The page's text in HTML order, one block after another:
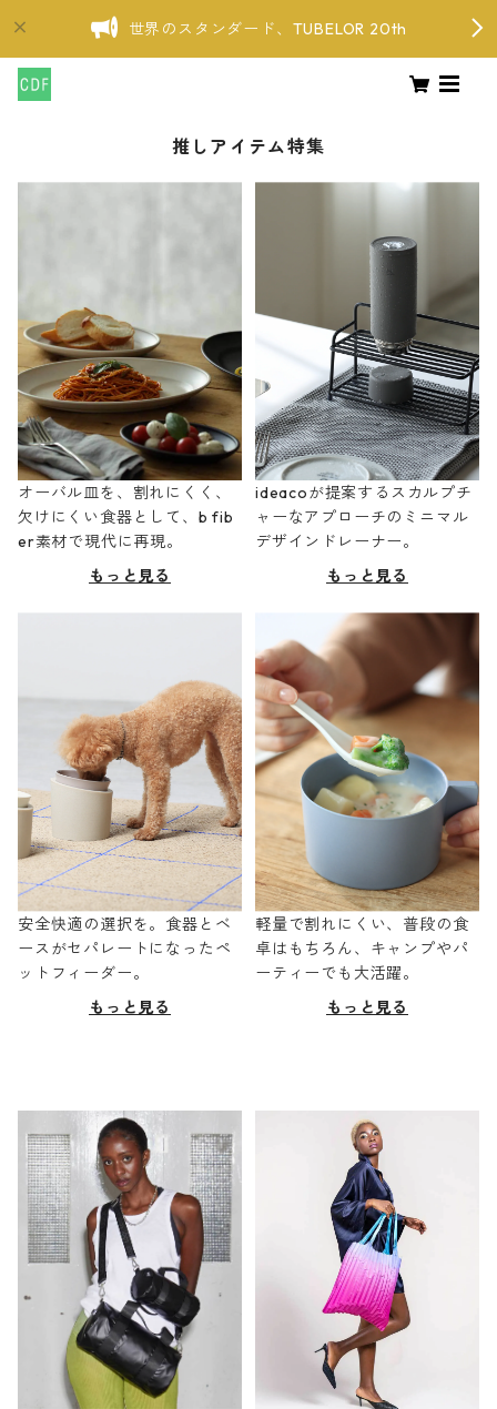
世界のスタンダード、TUBELOR 20th
推しアイテム特集
オーバル皿を、割れにくく、
欠けにくい食器として、b fib
er素材で現代に再現。
もっと見る
ideacoが提案するスカルプチ
ャーなアプローチのミニマル
デザインドレーナー。
もっと見る
安全快適の選択を。食器とベ
ースがセパレートになったペ
ットフィーダー。
もっと見る
軽量で割れにくい、普段の食
卓はもちろん、キャンプやパ
ーティーでも大活躍。
もっと見る